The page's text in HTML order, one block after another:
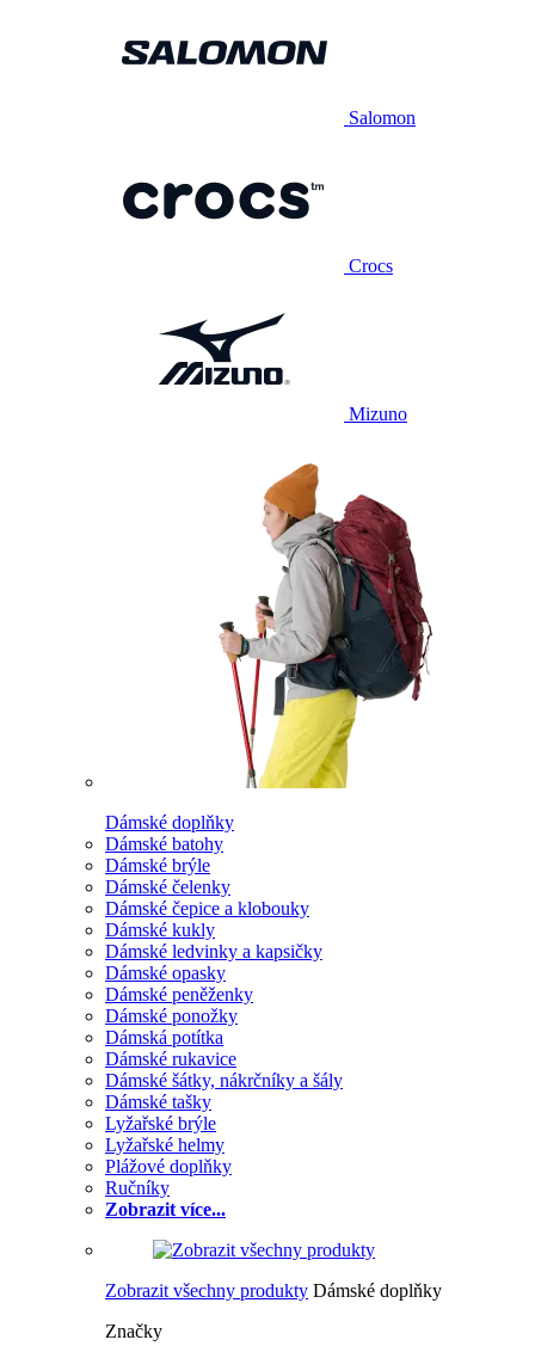
Salomon
Crocs
Mizuno
Dámské doplňky
Dámské batohy
Dámské brýle
Dámské čelenky
Dámské čepice a klobouky
Dámské kukly
Dámské ledvinky a kapsičky
Dámské opasky
Dámské peněženky
Dámské ponožky
Dámská potítka
Dámské rukavice
Dámské šátky, nákrčníky a šály
Dámské tašky
Lyžařské brýle
Lyžařské helmy
Plážové doplňky
Ručníky
Zobrazit více...
Zobrazit všechny produkty Dámské doplňky
Značky